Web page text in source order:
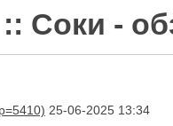
:: Соки -
25-06-2025 13:34